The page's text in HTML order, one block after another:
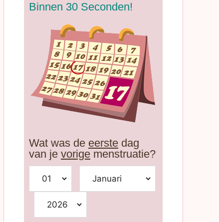
Binnen 30 Seconden!
Wat was de eerste dag
van je vorige menstruatie?